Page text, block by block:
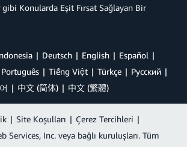
gibi Konularda Eşit Fırsat Sağlayan Bir
Deutsch English
Español
Português Tiếng Việt Türkçe
Ρусский
中文 (简体) 中文 (繁體)
| Site Koşulları | Çerez Tercihleri |
Services, Inc. veya bağlı kuruluşları. Tüm